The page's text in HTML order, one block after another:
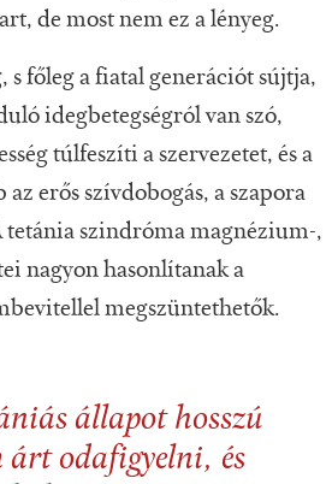
de most nem ez a lényeg.
s főleg a fiatal generációt sújtja,
idegbetegségról van szó,
túlfeszíti a szervezetet, és a
erős szívdobogás, a szapora
tetánia szindróma magnézium-,
nagyon hasonlítanak a
megszüntethetők.
állapot hosszú
árt odafigyelni, és